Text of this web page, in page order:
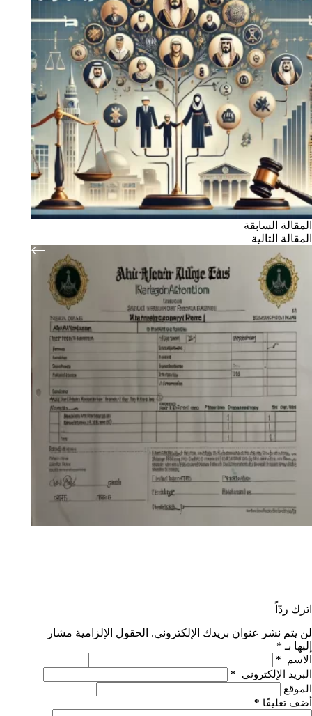
المقالة السابقة
المقالة التالية
اترك ردّاً
لن يتم نشر عنوان بريدك الإلكتروني. الحقول الإلزامية مشار
إليها بـ *
الاسم
*
البريد الإلكتروني
*
الموقع
أضف تعليقًا *